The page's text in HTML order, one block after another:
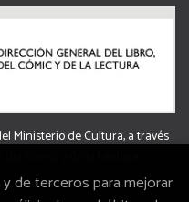
Ministerio de Cultura, a través
de terceros para mejorar